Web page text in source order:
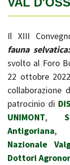
Il XIII
fauna
svolto al Foro
22 ottobre
collaborazione
patrocinio di
UNIMONT,
Antigoriana
Nazionale
Dottori